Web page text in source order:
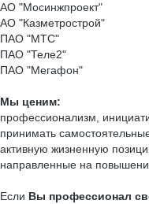
АО "Мосинжпроект"
АО "Казметрострой"
ПАО "МТС"
ПАО "Теле2"
ПАО "Мегафон"
Мы ценим:
профессионализм,
принимать
активную жизненную
направленные на
Если Вы профессионал